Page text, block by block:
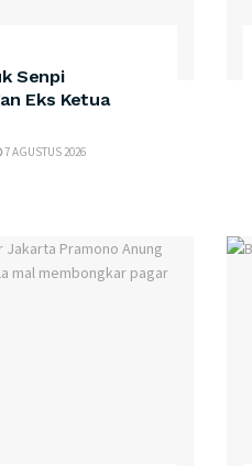
Senpi
Eks Ketua
7 AGUSTUS 2026